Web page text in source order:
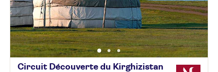
Circuit Découverte du Kirghizistan